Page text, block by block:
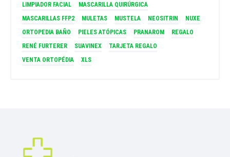
LIMPIADOR FACIAL
MASCARILLA QUIRÚRGICA
MASCARILLAS FFP2
MULETAS MUSTELA NEOSITRIN
NUXE
ORTOPEDIA BAÑO
PIELES ATÓPICAS PRANAROM
REGALO
RENÉ FURTERER
SUAVINEX
TARJETA REGALO
VENTA ORTOPÉDIA
XLS